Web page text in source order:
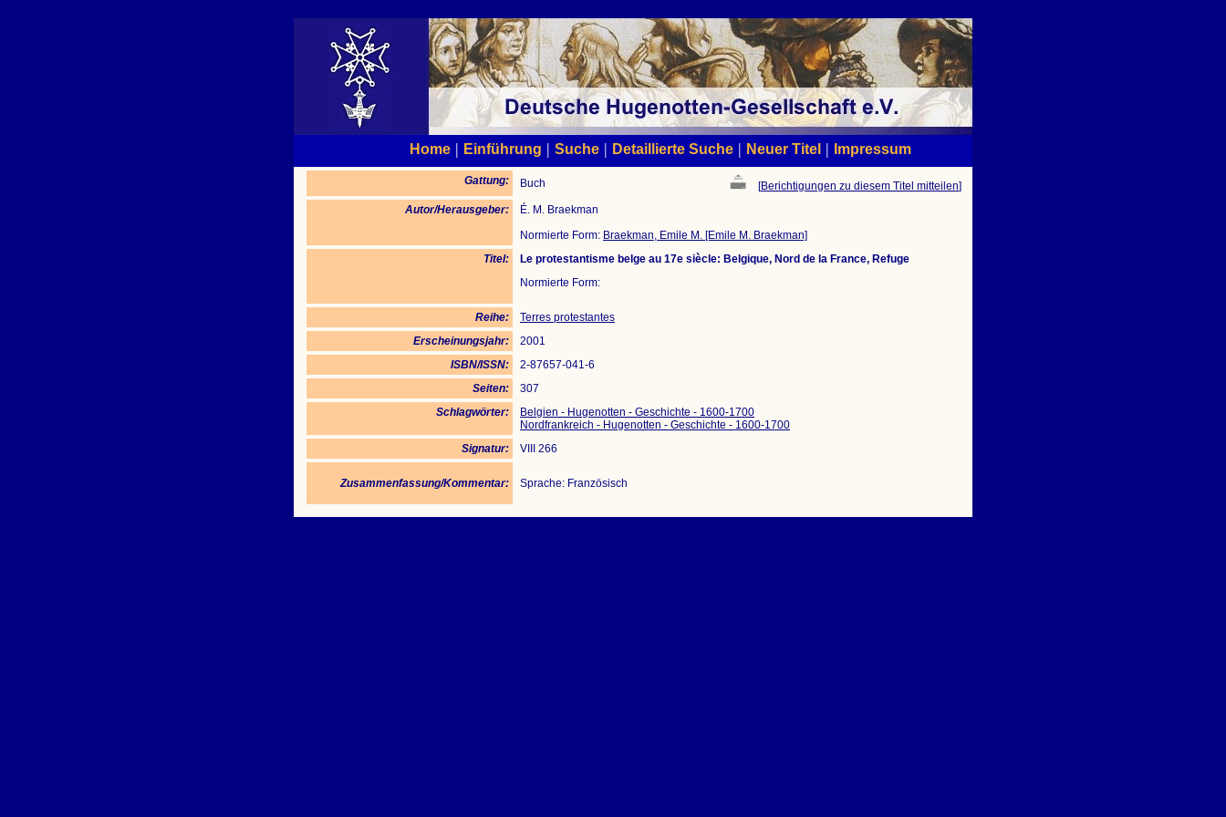
Home | Einführung | Suche | Detaillierte Suche | Neuer Titel | Impressum
Gattung: Buch [Berichtigungen zu diesem Titel mitteilen]
Autor/Herausgeber:
É. M. Braekman
Normierte Form: Braekman, Emile M. [Emile M. Braekman]
Titel:
Le protestantisme belge au 17e siècle: Belgique, Nord de la France, Refuge
Normierte Form:
Reihe:
Terres protestantes
Erscheinungsjahr:
2001
ISBN/ISSN:
2-87657-041-6
Seiten:
307
Schlagwörter:
Belgien - Hugenotten - Geschichte - 1600-1700
Nordfrankreich - Hugenotten - Geschichte - 1600-1700
Signatur:
VIII 266
Zusammenfassung/Kommentar: Sprache: Französisch